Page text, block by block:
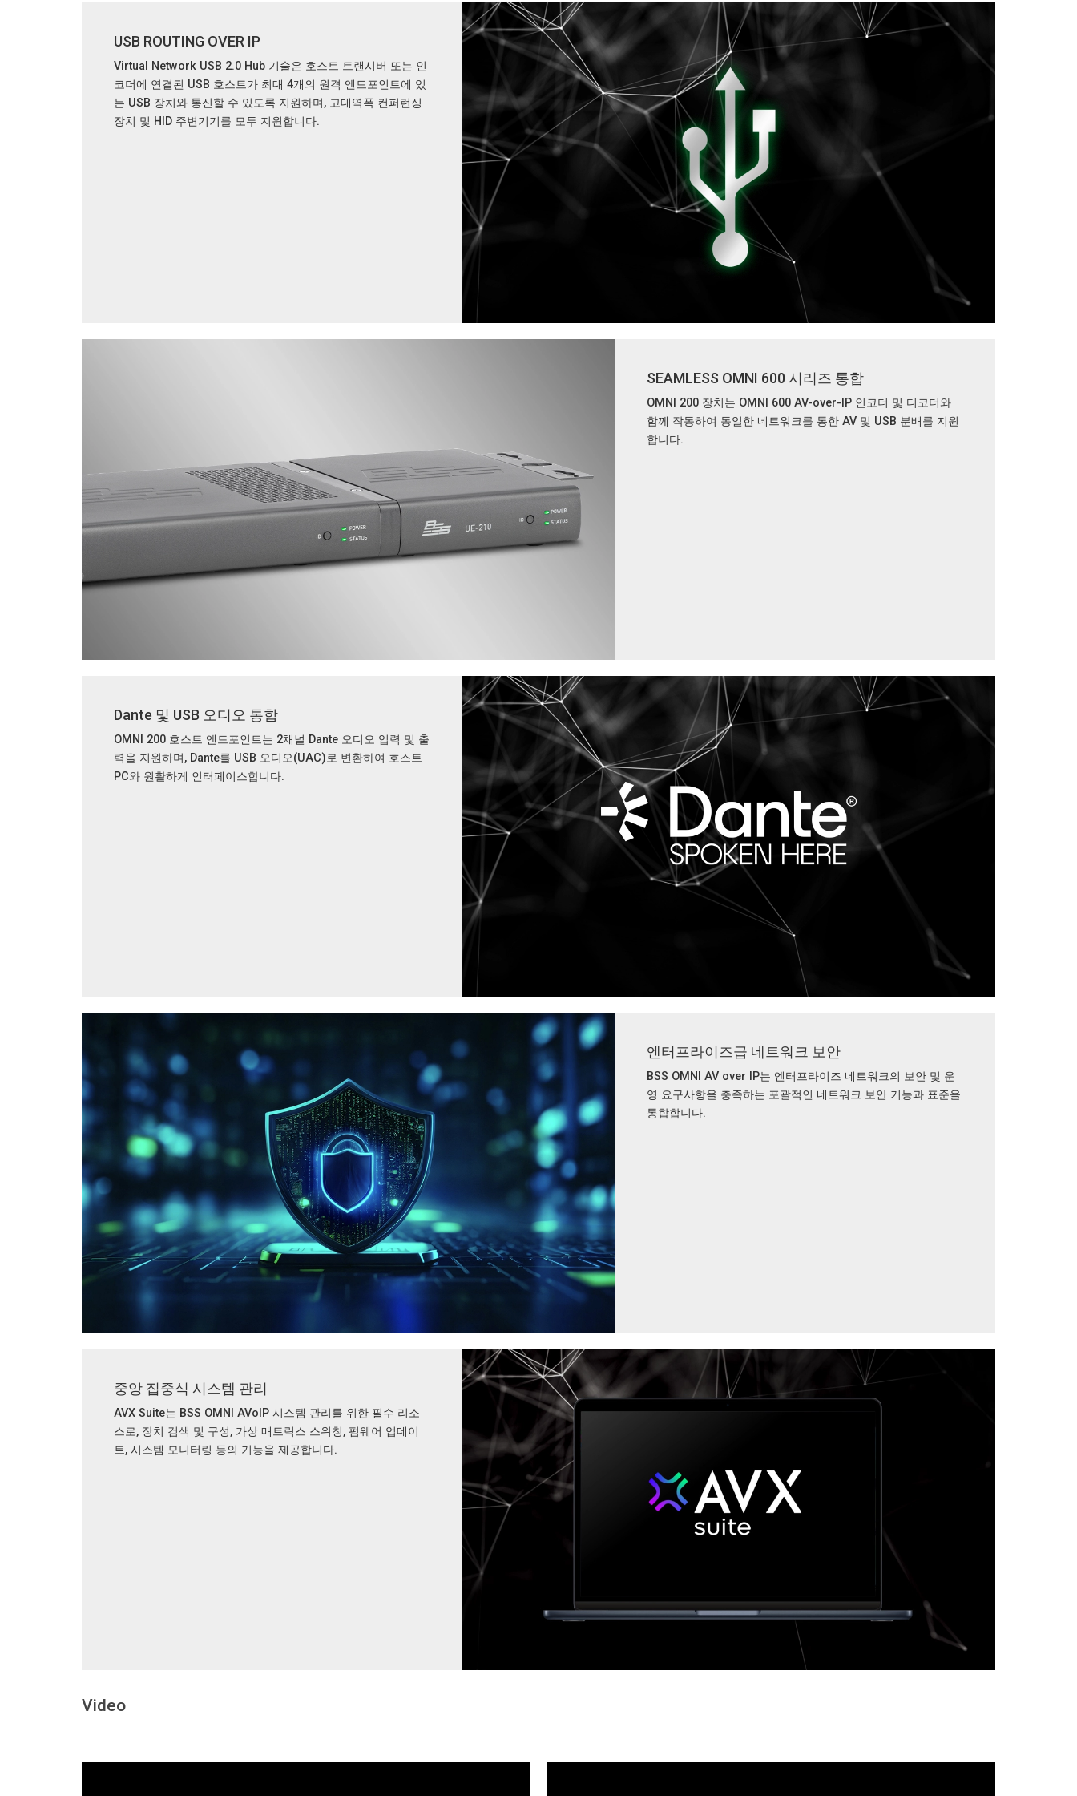
USB ROUTING OVER IP
Virtual Network USB 2.0 Hub 기술은 호스트 트랜시버 또는 인
코더에 연결된 USB 호스트가 최대 4개의 원격 엔드포인트에 있
는 USB 장치와 통신할 수 있도록 지원하며, 고대역폭 컨퍼런싱
장치 및 HID 주변기기를 모두 지원합니다.
SEAMLESS OMNI 600 시리즈 통합
OMNI 200 장치는 OMNI 600 AV-over-IP 인코더 및 디코더와
함께 작동하여 동일한 네트워크를 통한 AV 및 USB 분배를 지원
합니다.
Dante 및 USB 오디오 통합
OMNI 200 호스트 엔드포인트는 2채널 Dante 오디오 입력 및 출
력을 지원하며, Dante를 USB 오디오(UAC)로 변환하여 호스트
PC와 원활하게 인터페이스합니다.
엔터프라이즈급 네트워크 보안
BSS OMNI AV over IP는 엔터프라이즈 네트워크의 보안 및 운
영 요구사항을 충족하는 포괄적인 네트워크 보안 기능과 표준을
통합합니다.
중앙 집중식 시스템 관리
AVX Suite는 BSS OMNI AVoIP 시스템 관리를 위한 필수 리소
스로, 장치 검색 및 구성, 가상 매트릭스 스위칭, 펌웨어 업데이
트, 시스템 모니터링 등의 기능을 제공합니다.
Video